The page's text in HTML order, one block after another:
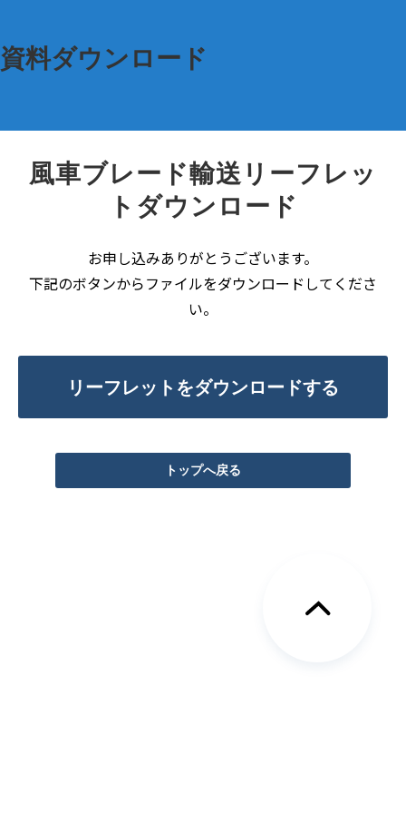
資料ダウンロード
風車ブレード輸送リーフレッ
トダウンロード
お申し込みありがとうございます。
下記のボタンからファイルをダウンロードしてくださ
い。
リーフレットをダウンロードする
トップへ戻る